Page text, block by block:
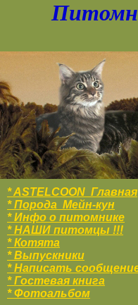
* ASTELCOON Главная
* Порода Мейн-кун
* Инфо о питомнике
* НАШИ питомцы !!!
* Котята
* Выпускники
* Написать
* Гостевая книга
* Фотоальбом